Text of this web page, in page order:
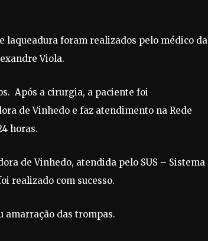
laqueadura foram realizados pelo médico da
Viola.
Após a cirurgia, a paciente foi
de Vinhedo e faz atendimento na Rede
horas.
de Vinhedo, atendida pelo SUS – Sistema
realizado com sucesso.
amarração das trompas.